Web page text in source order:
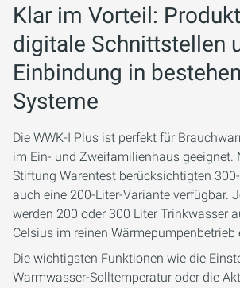
Klar im Vorteil:
digitale Schnittstellen
Einbindung in
Systeme
Die WWK-I Plus ist perfekt für
im Ein- und Zweifamilienhaus geeignet.
Stiftung Warentest berücksichtigten
auch eine 200-Liter-Variante verfügbar.
werden 200 oder 300 Liter Trinkwasser
Celsius im reinen Wärmepumpenbetrieb
Die wichtigsten Funktionen wie die
Warmwasser-Solltemperatur oder die